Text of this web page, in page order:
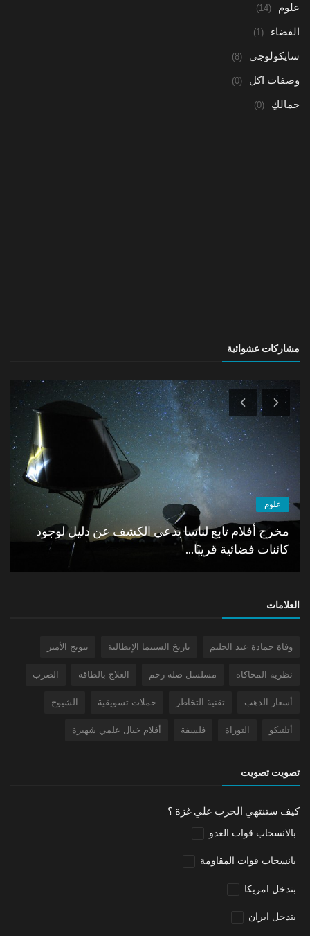
علوم (14)
الفضاء (1)
سايكولوجي (8)
وصفات اكل (0)
جمالكِ (0)
مشاركات عشوائية
علوم
مخرج أفلام تابع لناسا يدعي الكشف عن دليل لوجود
كائنات فضائية قريبًا...
العلامات
وفاة حمادة عبد الحليم تاريخ السينما الإيطالية تتويج الأمير
نظرية المحاكاة مسلسل صلة رحم العلاج بالطاقة الضرب
أسعار الذهب تقنية التخاطر حملات تسويقية الشيوخ
أتلتيكو التوراة فلسفة أفلام خيال علمي شهيرة
تصويت تصويت
كيف ستنتهي الحرب علي غزة ؟
بالانسحاب قوات العدو
بانسحاب قوات المقاومة
بتدخل امريكا
بتدخل ايران